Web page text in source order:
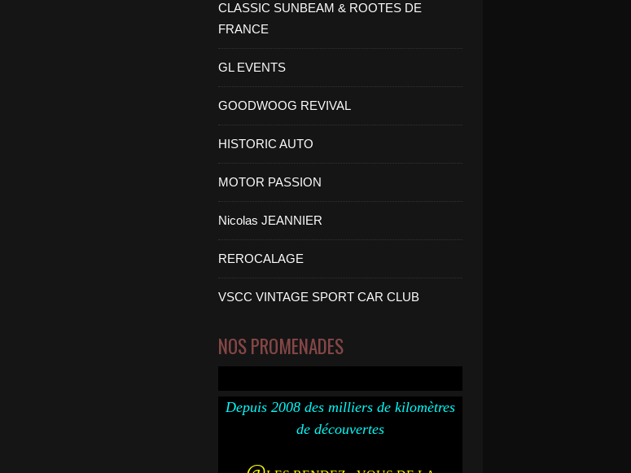
CLASSIC SUNBEAM & ROOTES DE
FRANCE
GL EVENTS
GOODWOOG REVIVAL
HISTORIC AUTO
MOTOR PASSION
Nicolas JEANNIER
REROCALAGE
VSCC VINTAGE SPORT CAR CLUB
NOS PROMENADES
Depuis 2008 des milliers de kilomètres
de découvertes